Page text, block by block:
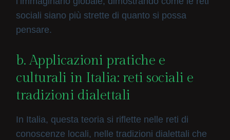
sociali siano più strette di quanto si possa
pensare.
b. Applicazioni pratiche e
culturali in Italia: reti sociali e
tradizioni dialettali
In Italia, questa teoria si riflette nelle reti di
conoscenze locali, nelle tradizioni dialettali che